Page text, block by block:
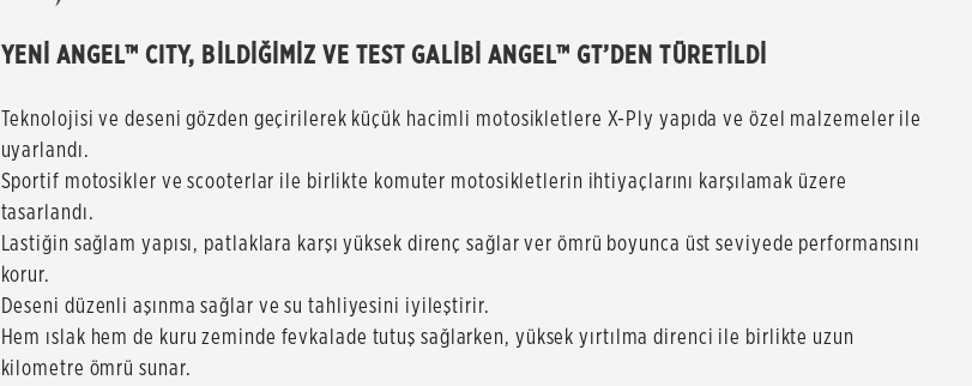
YENİ ANGEL™ CITY, BİLDİĞİMİZ VE TEST GALİBİ ANGEL™ GT’DEN TÜRETİLDİ
Teknolojisi ve deseni gözden geçirilerek küçük hacimli motosikletlere X-Ply yapıda ve özel malzemeler ile
uyarlandı.
Sportif motosikler ve scooterlar ile birlikte komuter motosikletlerin ihtiyaçlarını karşılamak üzere
tasarlandı.
Lastiğin sağlam yapısı, patlaklara karşı yüksek direnç sağlar ver ömrü boyunca üst seviyede performansını
korur.
Deseni düzenli aşınma sağlar ve su tahliyesini iyileştirir.
Hem ıslak hem de kuru zeminde fevkalade tutuş sağlarken, yüksek yırtılma direnci ile birlikte uzun
kilometre ömrü sunar.